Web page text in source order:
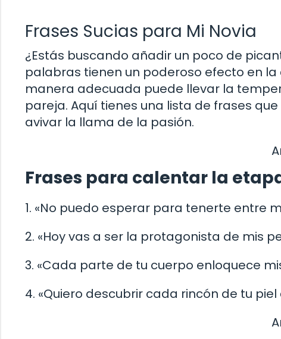
Frases Sucias para Mi Novia
¿Estás buscando añadir un poco de
palabras tienen un poderoso efecto en la
manera adecuada puede llevar la
pareja. Aquí tienes una lista de frases
avivar la llama de la pasión.
Frases para calentar la
1. «No puedo esperar para tenerte entre
2. «Hoy vas a ser la protagonista de mis
3. «Cada parte de tu cuerpo enloquece
4. «Quiero descubrir cada rincón de tu piel